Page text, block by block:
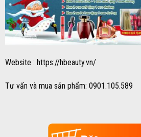
Website : https://hbeauty.vn/
Tư vấn và mua sản phẩm: 0901.105.589